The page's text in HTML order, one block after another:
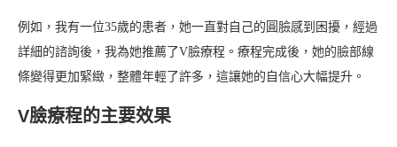
例如，我有一位35歲的患者，她一直對自己的圓臉感到困擾，經過
詳細的諮詢後，我為她推薦了V臉療程。療程完成後，她的臉部線
條變得更加緊緻，整體年輕了許多，這讓她的自信心大幅提升。
V臉療程的主要效果